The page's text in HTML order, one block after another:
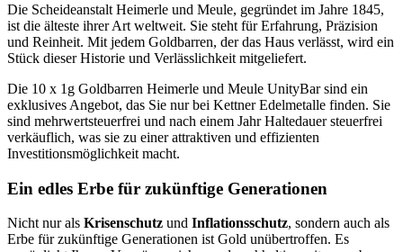
Die Scheideanstalt Heimerle und Meule, gegründet im Jahre 1845,
ist die älteste ihrer Art weltweit. Sie steht für Erfahrung, Präzision
und Reinheit. Mit jedem Goldbarren, der das Haus verlässt, wird ein
Stück dieser Historie und Verlässlichkeit mitgeliefert.
Die 10 x 1g Goldbarren Heimerle und Meule UnityBar sind ein
exklusives Angebot, das Sie nur bei Kettner Edelmetalle finden. Sie
sind mehrwertsteuerfrei und nach einem Jahr Haltedauer steuerfrei
verkäuflich, was sie zu einer attraktiven und effizienten
Investitionsmöglichkeit macht.
Ein edles Erbe für zukünftige Generationen
Nicht nur als Krisenschutz und Inflationsschutz, sondern auch als
Erbe für zukünftige Generationen ist Gold unübertroffen. Es